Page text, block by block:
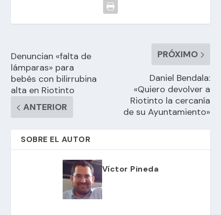
Denuncian «falta de
lámparas» para
bebés con bilirrubina
alta en Riotinto
ANTERIOR
PRÓXIMO
Daniel Bendala:
«Quiero devolver a
Riotinto la cercanía
de su Ayuntamiento»
SOBRE EL AUTOR
Víctor Pineda